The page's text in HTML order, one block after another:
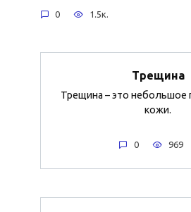
0 1.5к.
Трещина
Трещина – это небольшое
кожи.
0 969